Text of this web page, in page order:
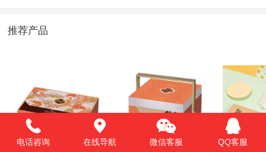
推荐产品
月照清风 锦月臻礼 八枚蛋
电话咨询 在线导航 微信客服 QQ客服